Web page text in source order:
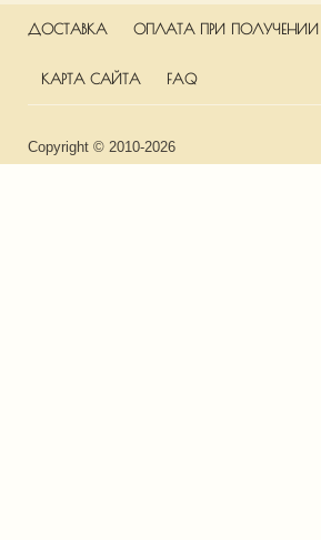
ДОСТАВКА ОПЛАТА ПРИ ПОЛУЧЕНИИ
КАРТА САЙТА FAQ
Copyright © 2010-2026